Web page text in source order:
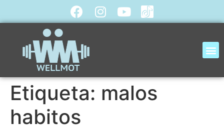
Etiqueta: malos
habitos